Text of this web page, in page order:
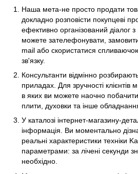
Наша мета-не просто продати
докладно розповісти покупцеві
ефективно організований діалог з
можете зателефонувати,
mail або скористатися
зв'язку.
Консультанти відмінно
приладах. Для зручності клієнтів
в яких ви можете наочно побачити
плити, духовки та інше
У каталозі інтернет-магазину-
інформація. Ви моментально
реальні характеристики техніки
параметрами: за лічені секунди
необхідно.